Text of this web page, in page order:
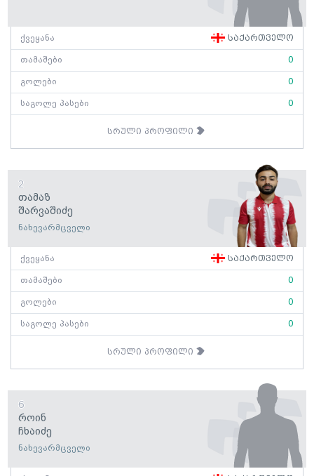
ქვეყანა საქართველო
თამაშები 0
გოლები 0
საგოლე პასები 0
სრული პროფილი
2
Თამაზ
Შარვაშიძე
ნახევარმცველი
ქვეყანა საქართველო
თამაშები 0
გოლები 0
საგოლე პასები 0
სრული პროფილი
6
Როინ
Ჩხაიძე
ნახევარმცველი